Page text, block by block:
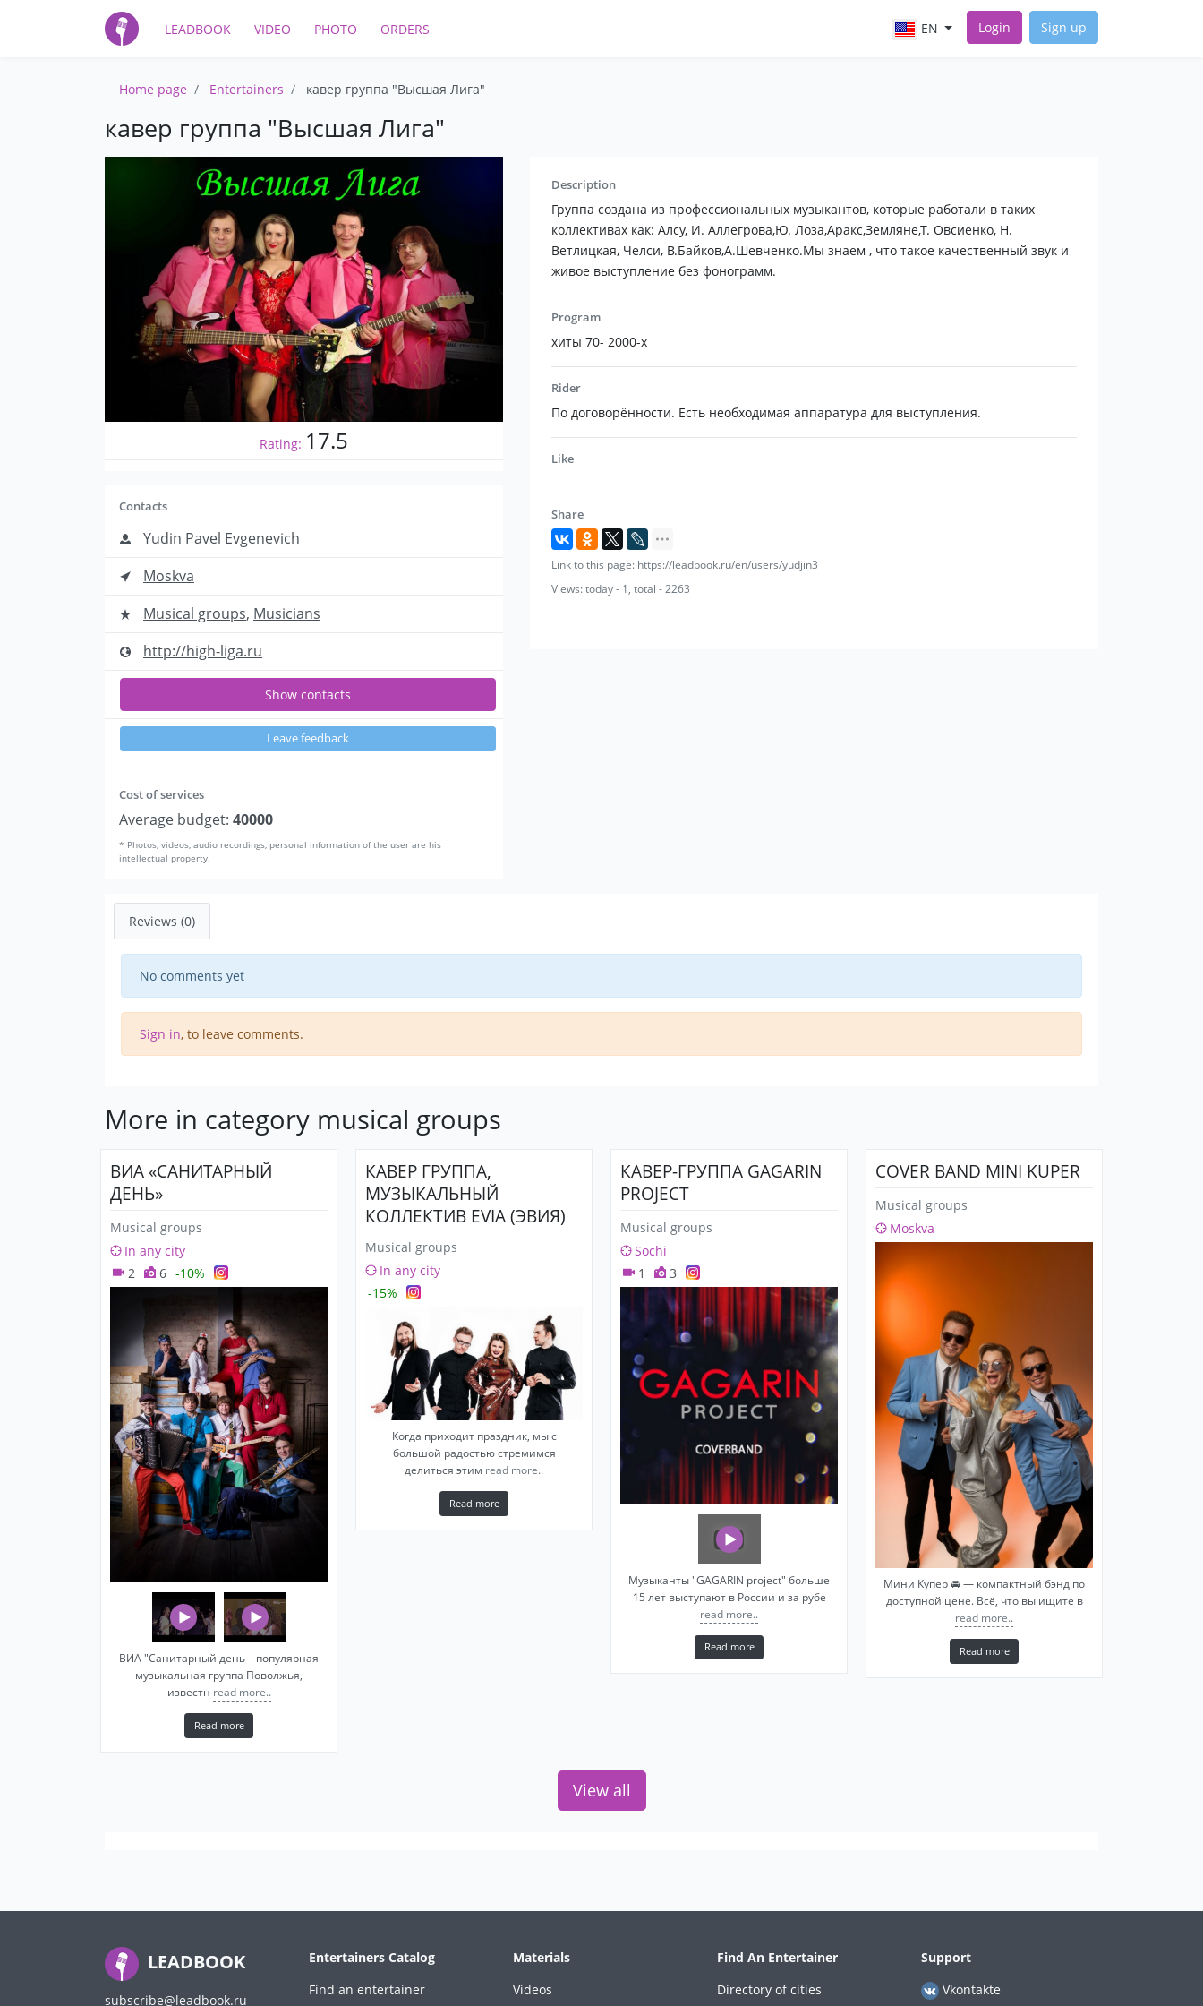
LEADBOOK VIDEO PHOTO ORDERS EN Login Sign up
Home page Entertainers кавер группа "Высшая Лига"
кавер группа "Высшая Лига"
Rating: 17.5
Contacts
Yudin Pavel Evgenevich
Moskva
Musical groups, Musicians
http://high-liga.ru
Show contacts
Leave feedback
Cost of services
Average budget: 40000
* Photos, videos, audio recordings, personal information of the user are his
intellectual property.
Description
Группа создана из профессиональных музыкантов, которые работали в таких
коллективах как: Алсу, И. Аллегрова,Ю. Лоза,Аракс,Земляне,Т. Овсиенко, Н.
Ветлицкая, Челси, В.Байков,А.Шевченко.Мы знаем , что такое качественный звук и
живое выступление без фонограмм.
Program
хиты 70- 2000-х
Rider
По договорённости. Есть необходимая аппаратура для выступления.
Like
Share
Link to this page: https://leadbook.ru/en/users/yudjin3
Views: today - 1, total - 2263
Reviews (0)
No comments yet
Sign in, to leave comments.
More in category musical groups
ВИА «САНИТАРНЫЙ
ДЕНЬ»
Musical groups
In any city
2
6 -10%
ВИА "Санитарный день – популярная
музыкальная группа Поволжья,
известн read more..
Read more
КАВЕР ГРУППА,
МУЗЫКАЛЬНЫЙ
КОЛЛЕКТИВ EVIA (ЭВИЯ)
Musical groups
In any city
-15%
Когда приходит праздник, мы с
большой радостью стремимся
делиться этим read more..
Read more
КАВЕР-ГРУППА GAGARIN
PROJECT
Musical groups
Sochi
1
3
Музыканты "GAGARIN project" больше
15 лет выступают в России и за рубе
read more..
Read more
COVER BAND MINI KUPER
Musical groups
Moskva
Мини Купер 🚘 — компактный бэнд по
доступной цене. Всё, что вы ищите в
read more..
Read more
View all
LEADBOOK
subscribe@leadbook.ru
Entertainers Catalog
Find an entertainer
Materials
Videos
Find An Entertainer
Directory of cities
Support
Vkontakte